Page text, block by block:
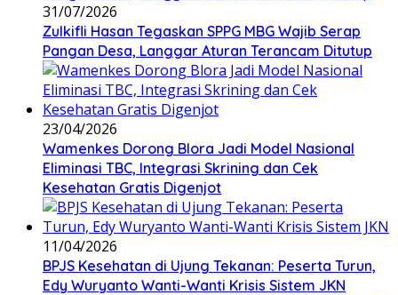
31/07/2026
Zulkifli Hasan Tegaskan SPPG MBG Wajib Serap
Pangan Desa, Langgar Aturan Terancam Ditutup
23/04/2026
Wamenkes Dorong Blora Jadi Model Nasional
Eliminasi TBC, Integrasi Skrining dan Cek
Kesehatan Gratis Digenjot
11/04/2026
BPJS Kesehatan di Ujung Tekanan: Peserta Turun,
Edy Wuryanto Wanti-Wanti Krisis Sistem JKN